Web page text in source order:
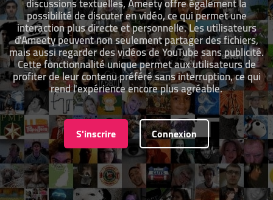
possibilité de discuter en vidéo, ce qui permet une
interaction plus directe et personnelle. Les utilisateurs
d'Ameety peuvent non seulement partager des fichiers,
mais aussi regarder des vidéos de YouTube sans publicité.
Cette fonctionnalité unique permet aux utilisateurs de
profiter de leur contenu préféré sans interruption, ce qui
rend l'expérience encore plus agréable.
S'inscrire Connexion